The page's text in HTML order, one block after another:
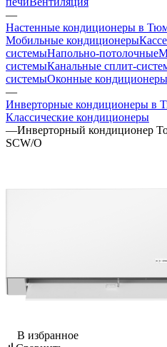
—
Настенные кондиционеры в
Мобильные кондиционеры
системыНапольно-потолочные
системыКанальные сплит-
системыОконные кондиционеры
—
Инверторные кондиционеры в
Классические кондиционеры
—Инверторный кондиционер
SCW/O
В избранное